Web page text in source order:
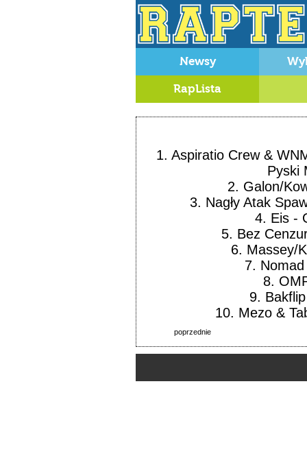
Newsy
RapLista
1. Aspiratio Crew &
Pyski
2. Galon/
3. Nagły Atak
4. Eis -
5. Bez
6. Massey/
7. Nomad
8.
9. Bakflip
10. Mezo &
poprzednie